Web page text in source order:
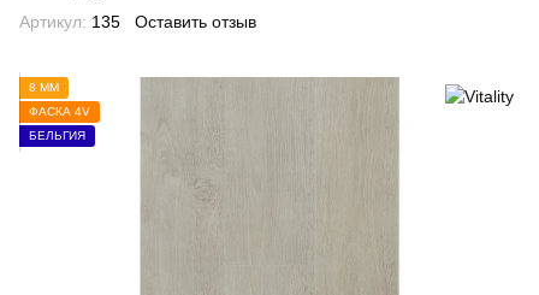
Артикул: 135 Оставить отзыв
8 ММ
ФАСКА 4V
БЕЛЬГИЯ